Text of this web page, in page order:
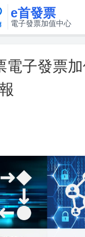
e首發票
電子發票加值中心
電子發票